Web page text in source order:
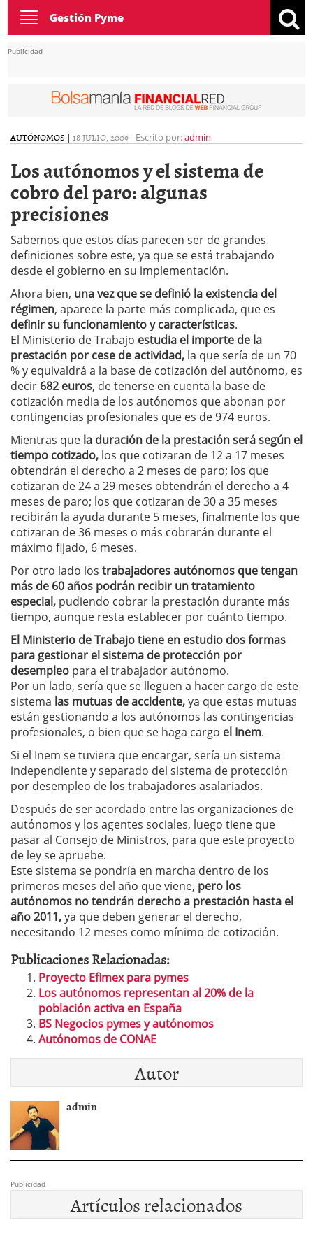
Toggle
navigation
Gestión Pyme
Publicidad
AUTÓNOMOS | 18 JULIO, 2009- Escrito por:admin
Los autónomos y el sistema de
cobro del paro: algunas
precisiones
Sabemos que estos días parecen ser de grandes
definiciones sobre este, ya que se está trabajando
desde el gobierno en su implementación.
Ahora bien, una vez que se definió la existencia del
régimen, aparece la parte más complicada, que es
definir su funcionamiento y características.
El Ministerio de Trabajo estudia el importe de la
prestación por cese de actividad, la que sería de un 70
% y equivaldrá a la base de cotización del autónomo, es
decir 682 euros, de tenerse en cuenta la base de
cotización media de los autónomos que abonan por
contingencias profesionales que es de 974 euros.
Mientras que la duración de la prestación será según el
tiempo cotizado, los que cotizaran de 12 a 17 meses
obtendrán el derecho a 2 meses de paro; los que
cotizaran de 24 a 29 meses obtendrán el derecho a 4
meses de paro; los que cotizaran de 30 a 35 meses
recibirán la ayuda durante 5 meses, finalmente los que
cotizaran de 36 meses o más cobrarán durante el
máximo fijado, 6 meses.
Por otro lado los trabajadores autónomos que tengan
más de 60 años podrán recibir un tratamiento
especial, pudiendo cobrar la prestación durante más
tiempo, aunque resta establecer por cuánto tiempo.
El Ministerio de Trabajo tiene en estudio dos formas
para gestionar el sistema de protección por
desempleo para el trabajador autónomo.
Por un lado, sería que se lleguen a hacer cargo de este
sistema las mutuas de accidente,ya que estas mutuas
están gestionando a los autónomos las contingencias
profesionales, o bien que se haga cargo el Inem.
Si el Inem se tuviera que encargar, sería un sistema
independiente y separado del sistema de protección
por desempleo de los trabajadores asalariados.
Después de ser acordado entre las organizaciones de
autónomos y los agentes sociales, luego tiene que
pasar al Consejo de Ministros, para que este proyecto
de ley se apruebe.
Este sistema se pondría en marcha dentro de los
primeros meses del año que viene, pero los
autónomos no tendrán derecho a prestación hasta el
año 2011,ya que deben generar el derecho,
necesitando 12 meses como mínimo de cotización.
Publicaciones Relacionadas:
Proyecto Efimex para pymes
Los autónomos representan al 20% de la
población activa en España
BS Negocios pymes y autónomos
Autónomos de CONAE
Autor
admin
Publicidad
Artículos relacionados